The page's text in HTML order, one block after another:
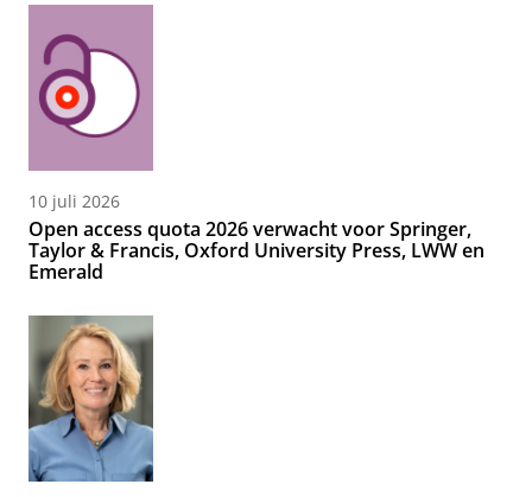
10 juli 2026
Open access quota 2026 verwacht voor Springer,
Taylor & Francis, Oxford University Press, LWW en
Emerald